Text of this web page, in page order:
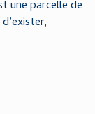
une parcelle de